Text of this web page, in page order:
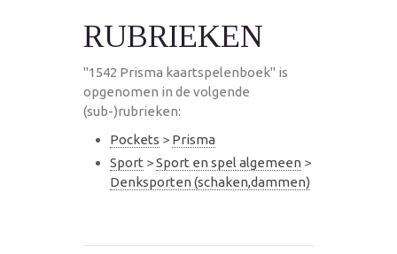
RUBRIEKEN
"1542 Prisma kaartspelenboek" is
opgenomen in de volgende
(sub-)rubrieken:
Pockets > Prisma
Sport >Sport en spel algemeen >
Denksporten (schaken,dammen)